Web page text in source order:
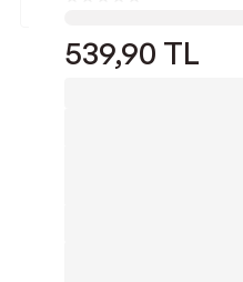
539,90 TL